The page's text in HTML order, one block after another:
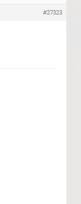
#27323